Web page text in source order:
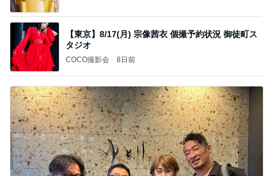
【東京】8/17(月) 宗像茜衣 個撮予約状況 御徒町ス
タジオ
COCO撮影会 8日前